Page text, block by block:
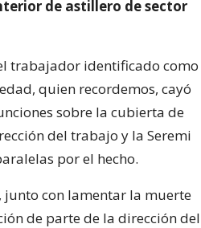
de astillero de sector
trabajador identificado como
quien recordemos, cayó
sobre la cubierta de
del trabajo y la Seremi
por el hecho.
junto con lamentar la muerte
de parte de la dirección del